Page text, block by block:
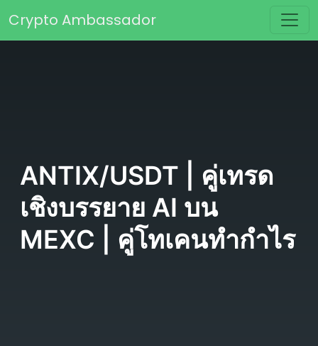
Main Navigation
Crypto Ambassador
ANTIX/USDT | คู่เทรด
เชิงบรรยาย AI บน
MEXC | คู่โทเคนทำกำไร